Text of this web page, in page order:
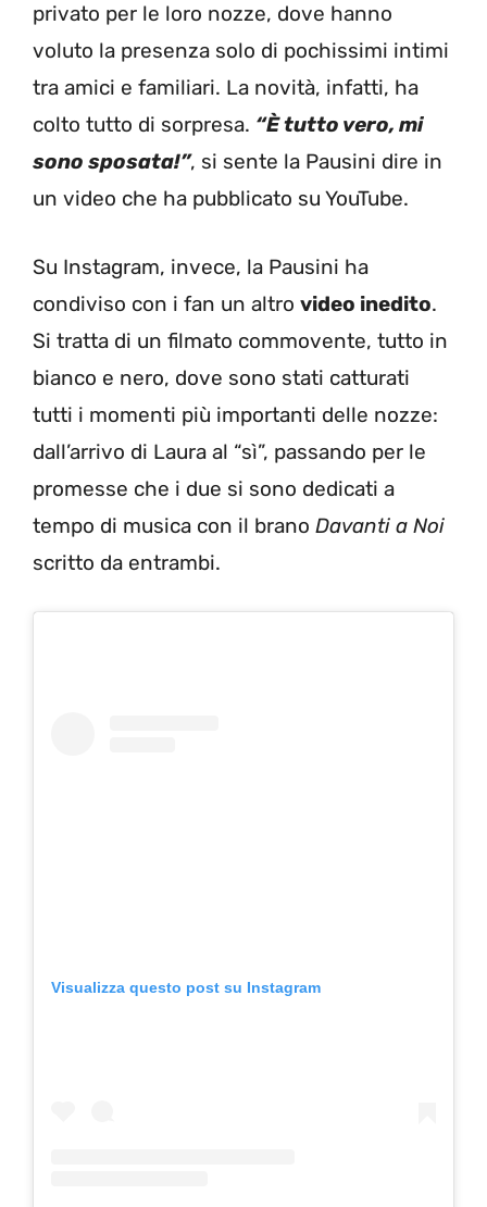
privato per le loro nozze, dove hanno
voluto la presenza solo di pochissimi intimi
tra amici e familiari. La novità, infatti, ha
colto tutto di sorpresa. “È tutto vero, mi
sono sposata!”, si sente la Pausini dire in
un video che ha pubblicato su YouTube.
Su Instagram, invece, la Pausini ha
condiviso con i fan un altro video inedito.
Si tratta di un filmato commovente, tutto in
bianco e nero, dove sono stati catturati
tutti i momenti più importanti delle nozze:
dall’arrivo di Laura al “sì”, passando per le
promesse che i due si sono dedicati a
tempo di musica con il brano Davanti a Noi
scritto da entrambi.
Visualizza questo post su Instagram